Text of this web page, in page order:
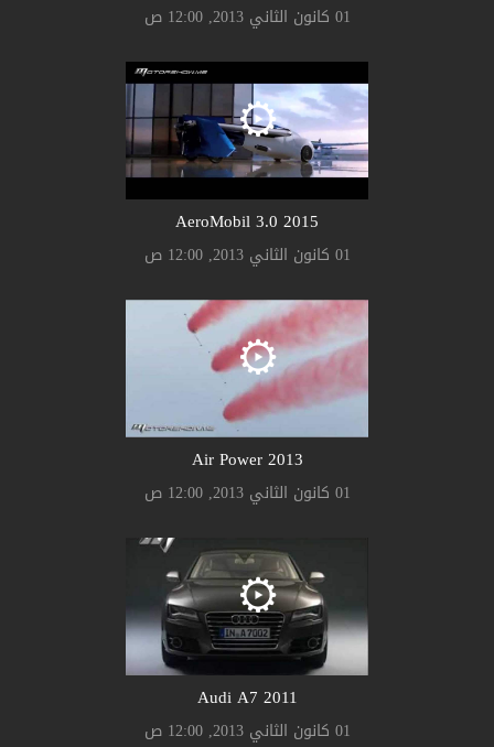
01 كانون الثاني 2013, 12:00 ص
AeroMobil 3.0 2015
01 كانون الثاني 2013, 12:00 ص
Air Power 2013
01 كانون الثاني 2013, 12:00 ص
Audi A7 2011
01 كانون الثاني 2013, 12:00 ص